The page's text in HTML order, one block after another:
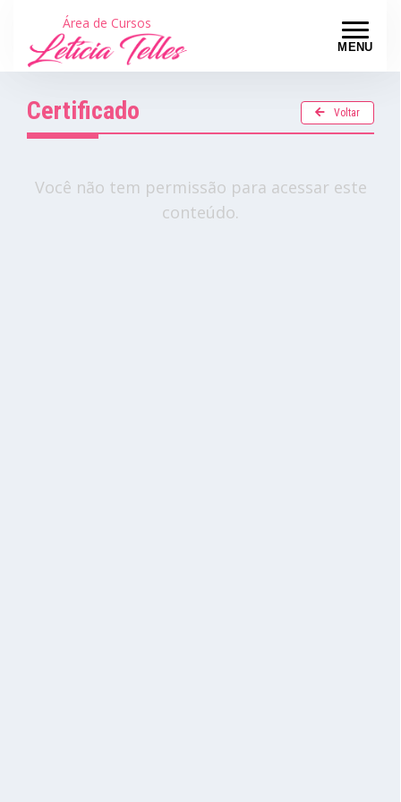
MENU
Área de Cursos
Certificado Voltar
Você não tem permissão para acessar este
conteúdo.